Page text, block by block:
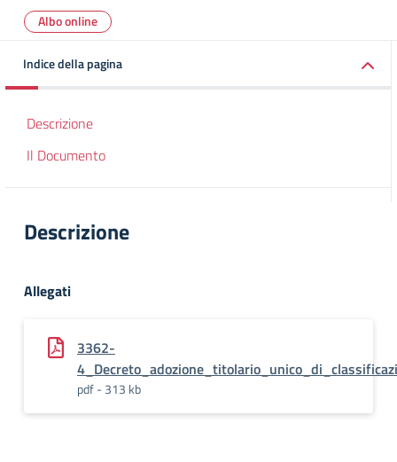
Albo online
Indice della pagina
Descrizione
Il Documento
Descrizione
Allegati
3362-
pdf - 313 kb